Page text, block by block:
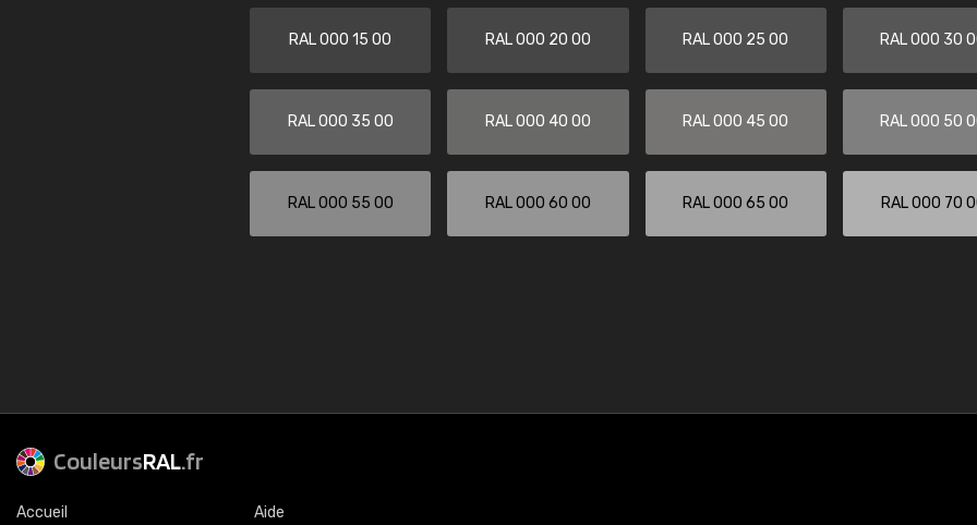
RAL 000 15 00 RAL 000 20 00 RAL 000 25 00 RAL 000 30
RAL 000 35 00 RAL 000 40 00 RAL 000 45 00 RAL 000 50
RAL 000 55 00 RAL 000 60 00 RAL 000 65 00 RAL 000 70
CouleursRAL.fr
Accueil Aide